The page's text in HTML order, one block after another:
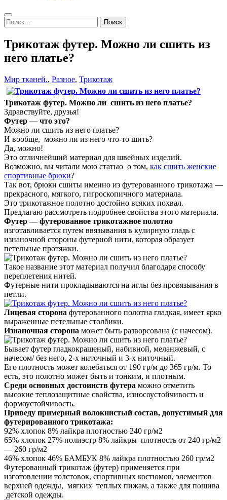
Search
Найти:
Трикотаж футер. Можно ли сшить из
него платье?
Мир тканей., Разное, Трикотаж
Трикотаж футер. Можно ли сшить из него платье?
Здравствуйте, друзья!
Футер — что это?
Можно ли сшить из него платье?
И вообще, можно ли из него что-то шить?
Да, можно!
Это отличнейший материал для швейных изделий.
Возможно, вы читали мою статью о том, как сшить женские
спортивные брюки?
Так вот, брюки сшиты именно из футерованного трикотажа —
прекрасного, мягкого, гигроскопичного материала.
Это трикотажное полотно достойно всяких похвал.
Предлагаю рассмотреть подробнее свойства этого материала.
Футер — футерованное трикотажное полотно
изготавливается путем ввязывания в кулирную гладь с
изнаночной стороны футерной нити, которая образует
петельные протяжки.
Такое название этот материал получил благодаря способу
переплетения нитей.
Футерные нити прокладываются на иглы без провязывания в
петли.
Лицевая сторона футерованного полотна гладкая, имеет ярко
выраженные петельные столбики.
Изнаночная сторона может быть разворсована (с начесом).
Бывает футер гладкокрашеный, набивной, меланжевый, с
начесом/ без него, 2-х ниточный и 3-х ниточный.
Его плотность может колебаться от 190 гр/м до 365 гр/м. То
есть, это полотно может быть и тонким, и плотным.
Среди основных достоинств футера можно отметить
высокие теплозащитные свойства, износоустойчивость и
формоустойчивость.
Приведу примерный волокнистый состав, допустимый для
футерированного трикотажа:
92% хлопок 8% лайкра плотностью 240 гр/м2
65% хлопок 27% полиэстр 8% лайкры плотность от 240 гр/м2
— 260 гр/м2
46% хлопок 46% БАМБУК 8% лайкра плотностью 260 гр/м2
Футерованный трикотаж (футер) применяется при
изготовлении толстовок, спортивных костюмов, элементов
верхней одежды, мягких теплых пижам, а также для пошива
детской одежды.